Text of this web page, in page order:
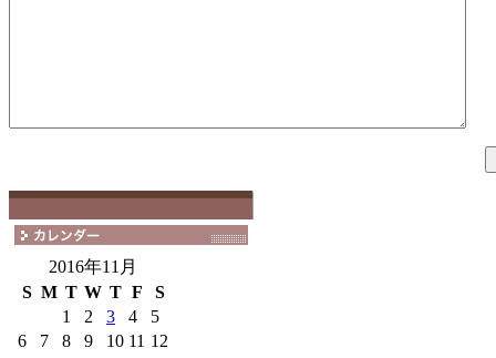
2016年11月
S M T W T F
S
1
2 3 4
5
6
7 8 9 10 11 12